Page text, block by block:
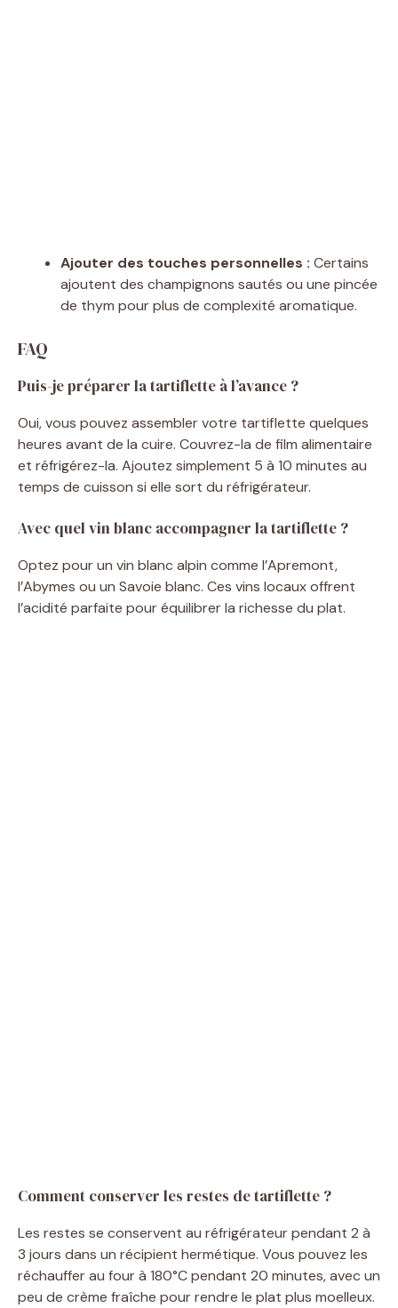
Ajouter des touches personnelles : Certains
ajoutent des champignons sautés ou une pincée
de thym pour plus de complexité aromatique.
FAQ
Puis-je préparer la tartiflette à l’avance ?
Oui, vous pouvez assembler votre tartiflette quelques
heures avant de la cuire. Couvrez-la de film alimentaire
et réfrigérez-la. Ajoutez simplement 5 à 10 minutes au
temps de cuisson si elle sort du réfrigérateur.
Avec quel vin blanc accompagner la tartiflette ?
Optez pour un vin blanc alpin comme l’Apremont,
l’Abymes ou un Savoie blanc. Ces vins locaux offrent
l’acidité parfaite pour équilibrer la richesse du plat.
Comment conserver les restes de tartiflette ?
Les restes se conservent au réfrigérateur pendant 2 à
3 jours dans un récipient hermétique. Vous pouvez les
réchauffer au four à 180°C pendant 20 minutes, avec un
peu de crème fraîche pour rendre le plat plus moelleux.